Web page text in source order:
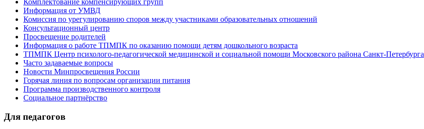
Комплектование компенсирующих групп
Информация от УМВД
Комиссия по урегулированию споров между участниками образовательных отношений
Консультационный центр
Просвещение родителей
Информация о работе ТПМПК по оказанию помощи детям дошкольного возраста
ТПМПК Центр психолого-педагогической медицинской и социальной помощи Московского района Санкт-Петербурга
Часто задаваемые вопросы
Новости Минпросвещения России
Горячая линия по вопросам организации питания
Программа производственного контроля
Социальное партнёрство
Для педагогов